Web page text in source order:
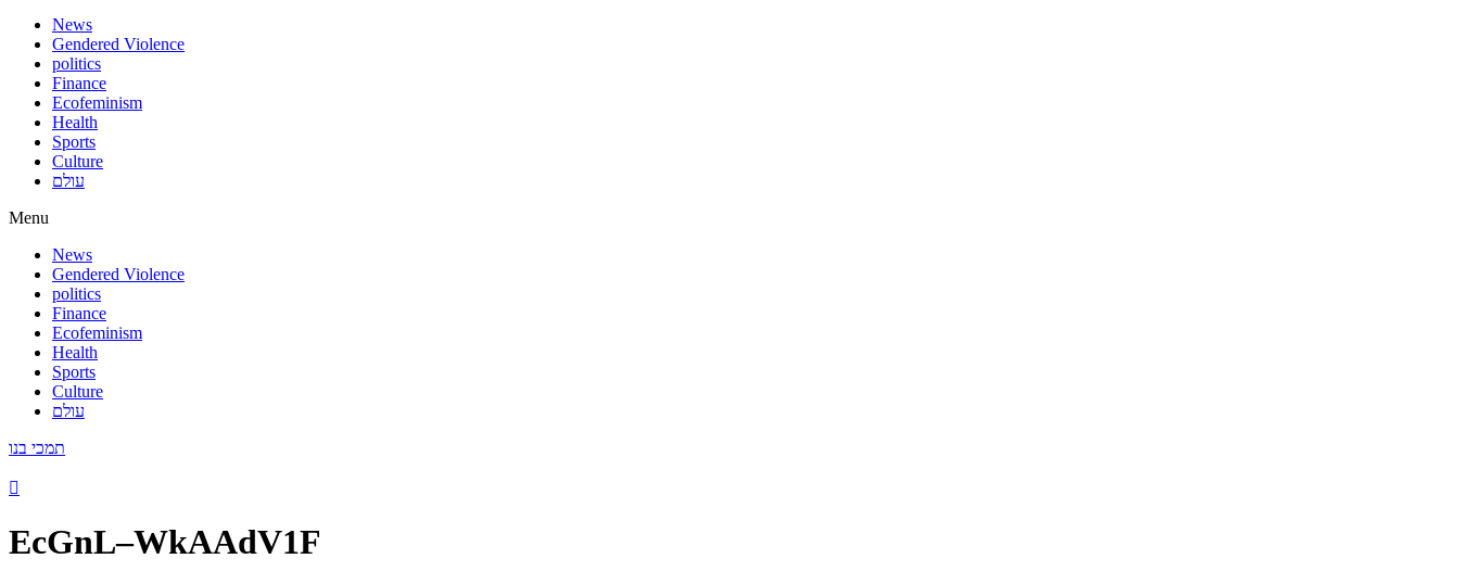
News
Gendered Violence
politics
Finance
Ecofeminism
Health
Sports
Culture
עולם
Menu
News
Gendered Violence
politics
Finance
Ecofeminism
Health
Sports
Culture
עולם
תמכי בנו
EcGnL–WkAAdV1F